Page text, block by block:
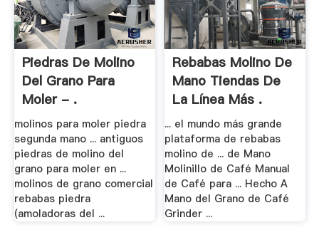
Piedras De Molino
Del Grano Para
Moler - .
molinos para moler piedra
segunda mano ... antiguos
piedras de molino del
grano para moler en ...
molinos de grano comercial
rebabas piedra
(amoladoras del ...
Rebabas Molino De
Mano Tiendas De
La Línea Más .
... el mundo más grande
plataforma de rebabas
molino de ... de Mano
Molinillo de Café Manual
de Café para ... Hecho A
Mano del Grano de Café
Grinder ...